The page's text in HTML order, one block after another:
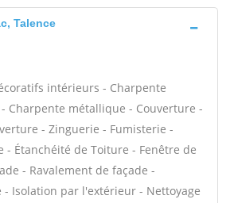
Talence
intérieurs - Charpente
Charpente métallique - Couverture -
- Zinguerie - Fumisterie -
- Étanchéité de Toiture - Fenêtre de
- Ravalement de façade -
- Isolation par l'extérieur - Nettoyage